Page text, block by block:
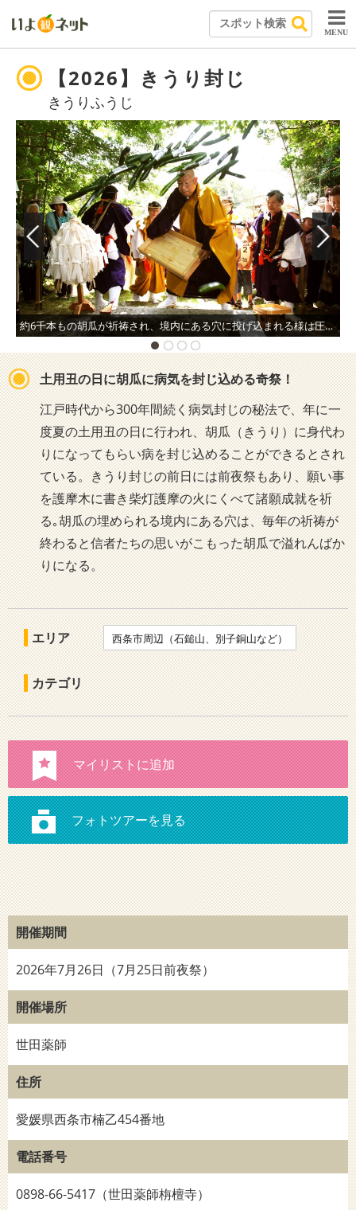
MENU
【2026】きうり封じ
きうりふうじ
約6千本もの胡瓜が祈祷され、境内にある穴に投げ込まれる様は圧巻。胡瓜が土に還ることで願いが叶うとされている。
土用丑の日に胡瓜に病気を封じ込める奇祭！
江戸時代から300年間続く病気封じの秘法で、年に一
度夏の土用丑の日に行われ、胡瓜（きうり）に身代わ
りになってもらい病を封じ込めることができるとされ
ている。きうり封じの前日には前夜祭もあり、願い事
を護摩木に書き柴灯護摩の火にくべて諸願成就を祈
る｡胡瓜の埋められる境内にある穴は、毎年の祈祷が
終わると信者たちの思いがこもった胡瓜で溢れんばか
りになる。
エリア 西条市周辺（石鎚山、別子銅山など）
カテゴリ
開催期間
2026年7月26日（7月25日前夜祭）
開催場所
世田薬師
住所
愛媛県西条市楠乙454番地
電話番号
0898-66-5417（世田薬師栴檀寺）